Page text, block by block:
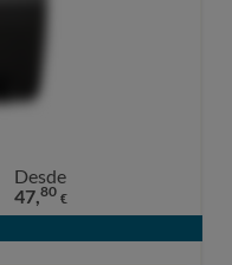
Desde
47,80 €